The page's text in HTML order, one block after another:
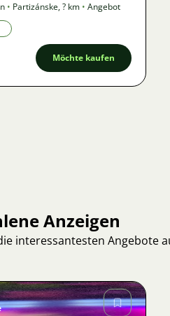
• Partizánske,? km • Angebot
Möchte kaufen
Anzeigen
interessantesten Angebote